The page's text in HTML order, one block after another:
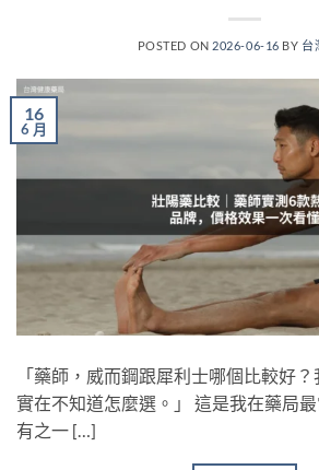
POSTED ON 2026-06-16 BY 台
16
6 月
「藥師，威而鋼跟犀利士哪個比較好
實在不知道怎麼選。」 這是我在藥局
有之一 […]